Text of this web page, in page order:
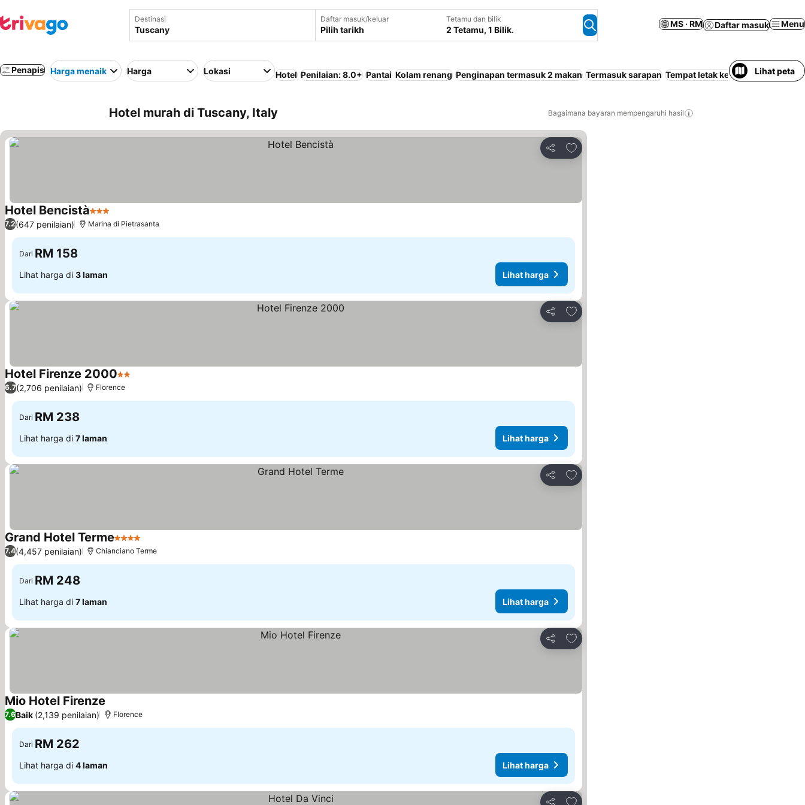
Destinasi Daftar masuk/keluar
Pilih tarikh
Tetamu dan bilik
2 Tetamu, 1 Bilik.
MS · RM Daftar masuk Menu
Penapis Harga menaik Harga Lokasi Hotel Penilaian: 8.0+ Pantai Kolam renang Penginapan termasuk 2 makan Termasuk sarapan Tempat letak kenderaan Mesra
Lihat peta
Hotel murah di Tuscany, Italy Bagaimana bayaran mempengaruhi hasil
Kongsi
Tambah ke favorit
Hotel Bencistà3 Bintang
7.2(647 penilaian) Marina di Pietrasanta
Dari RM 158
Lihat harga di 3 laman Lihat harga
Kongsi
Tambah ke favorit
Hotel Firenze 20002 Bintang
6.7(2,706 penilaian) Florence
Dari RM 238
Lihat harga di 7 laman Lihat harga
Kongsi
Tambah ke favorit
Grand Hotel Terme4 Bintang
7.4(4,457 penilaian) Chianciano Terme
Dari RM 248
Lihat harga di 7 laman Lihat harga
Kongsi
Tambah ke favorit
Mio Hotel Firenze
7.6Baik (2,139 penilaian) Florence
Dari RM 262
Lihat harga di 4 laman Lihat harga
Tambah ke favorit